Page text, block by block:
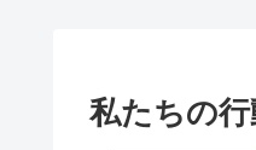
私たちの行